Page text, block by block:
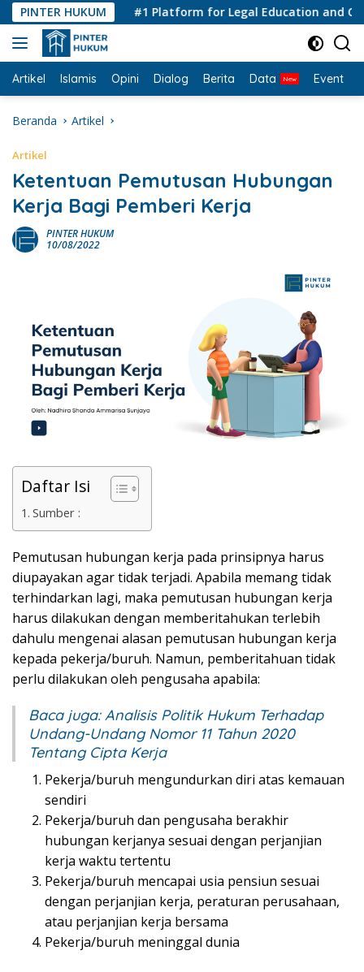
Langsung
ke
konten
PINTER HUKUM#1 Platform for Legal Education and
Artikel Islamis Opini Dialog Berita Data Event
Beranda Artikel
Artikel
Ketentuan Pemutusan Hubungan
Kerja Bagi Pemberi Kerja
PINTER HUKUM
10/08/2022
Daftar Isi
Sumber :
Pemutusan hubungan kerja pada prinsipnya harus
diupayakan agar tidak terjadi. Apabila memang tidak
terhindarkan lagi, maka pemutusan hubungan kerja
harus dilakukan dengan memberitahukan terlebih
dahulu mengenai alasan pemutusan hubungan kerja
kepada pekerja/buruh. Namun, pemberitahuan tidak
perlu dilakukan oleh pengusaha apabila:
Baca juga:Analisis Politik Hukum Terhadap
Undang-Undang Nomor 11 Tahun 2020
Tentang Cipta Kerja
Pekerja/buruh mengundurkan diri atas kemauan
sendiri
Pekerja/buruh dan pengusaha berakhir
hubungan kerjanya sesuai dengan perjanjian
kerja waktu tertentu
Pekerja/buruh mencapai usia pensiun sesuai
dengan perjanjian kerja, peraturan perusahaan,
atau perjanjian kerja bersama
Pekerja/buruh meninggal dunia